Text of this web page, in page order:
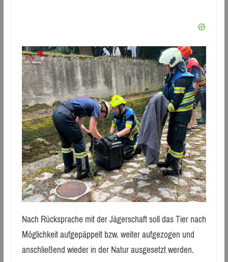
Nach Rücksprache mit der Jägerschaft soll das Tier nach
Möglichkeit aufgepäppelt bzw. weiter aufgezogen und
anschließend wieder in der Natur ausgesetzt werden.